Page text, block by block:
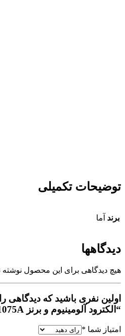
توضیحات تکمیلی
برند آما
دیدگاهها
هیچ دیدگاهی برای این محصول
اولین نفری باشید که دیدگاهی
“الکترود آلومینیوم و برنز AMA 1075A”
امتیاز شما *